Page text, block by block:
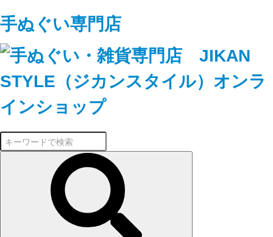
手ぬぐい専門店